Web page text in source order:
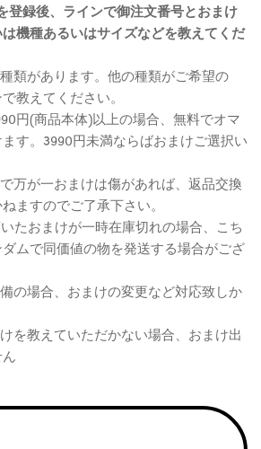
登録後、ラインで御注文番号とおまけ
機種あるいはサイズなどを教えてくだ
類があります。他の種類がご希望の
教えてください。
円(商品本体)以上の場合、無料でオマ
す。3990円未満ならばおまけご選択い
万が一おまけは傷があれば、返品交換
ますのでご了承下さい。
たおまけが一時在庫切れの場合、こち
ムで同価値の物を発送する場合がござ
の場合、おまけの変更など対応致しか
を教えていただかない場合、おまけ出